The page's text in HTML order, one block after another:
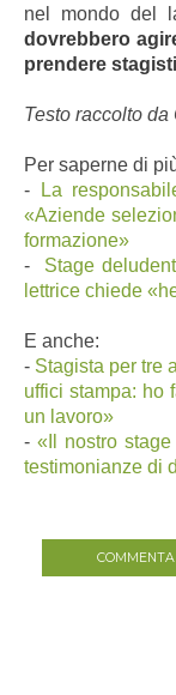
nel mondo del
dovrebbero
prendere
Testo raccolto
Per saperne di
-
La
«Aziende
formazione»
- Stage
lettrice chiede
E anche:
- Stagista per tre
uffici stampa: ho
un lavoro»
- «Il nostro
testimonianze di